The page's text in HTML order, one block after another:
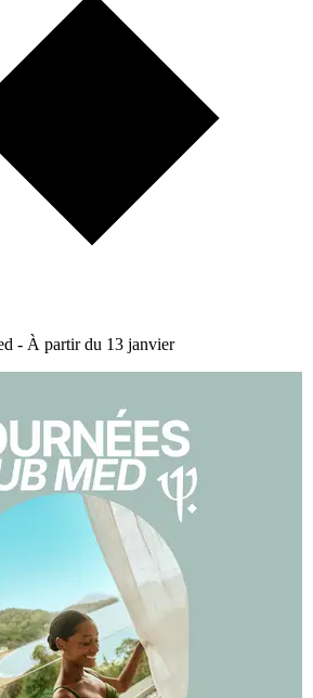
- À partir du 13 janvier